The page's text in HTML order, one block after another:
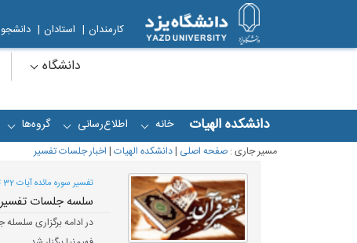
کارمندان | استادان |
دانشگاه
دانشکده الهیات + خانه + اطلاع‌رسانی گروه‌ها
مسیر جاری :صفحه اصلی |دانشکده الهیات|اخبار جلسات تفسیر
تفسیر سوره مائده آیات 32 تا 36 (صفحه 113)؛
سلسه جلسات تفسیر